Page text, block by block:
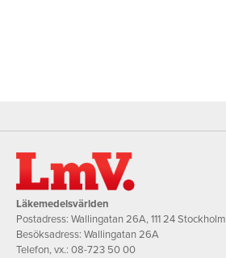
Läkemedelsvärlden
Postadress: Wallingatan 26A, 111 24 Stockholm
Besöksadress: Wallingatan 26A
Telefon, vx.: 08-723 50 00